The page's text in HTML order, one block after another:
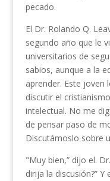
pecado.
El Dr. Rolando Q.
segundo año que le
universitarios de
sabios, aunque a la
aprender. Este joven
discutir el
intelectual. No me
de pensar paso de
Discutámoslo sobre
"Muy bien,” dijo el.
dirija la discusión?”